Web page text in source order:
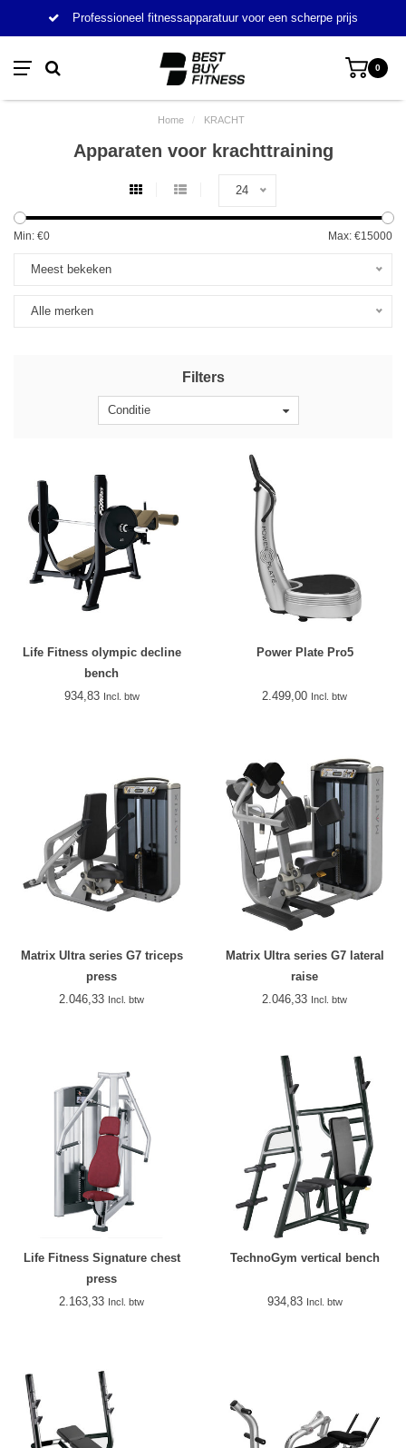
Professioneel fitnessapparatuur voor een scherpe prijs
0
Home / KRACHT
Apparaten voor krachttraining
24
Min: €0 Max: €15000
Meest bekeken
Alle merken
Filters
Conditie
Life Fitness olympic decline
bench
934,83 Incl. btw
Power Plate Pro5
2.499,00 Incl. btw
Matrix Ultra series G7 triceps
press
2.046,33 Incl. btw
Matrix Ultra series G7 lateral
raise
2.046,33 Incl. btw
Life Fitness Signature chest
press
2.163,33 Incl. btw
TechnoGym vertical bench
934,83 Incl. btw